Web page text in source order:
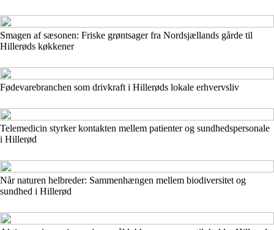
Smagen af sæsonen: Friske grøntsager fra Nordsjællands gårde til
Hillerøds køkkener
Fødevarebranchen som drivkraft i Hillerøds lokale erhvervsliv
Telemedicin styrker kontakten mellem patienter og sundhedspersonale
i Hillerød
Når naturen helbreder: Sammenhængen mellem biodiversitet og
sundhed i Hillerød